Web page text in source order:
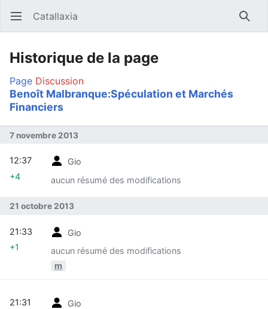
Ouvrir le menu principal Catallaxia
Historique de la page
Page Discussion
Benoît Malbranque:Spéculation et Marchés
Financiers
7 novembre 2013
Gio
aucun résumé des modifications
12:37
+4
21 octobre 2013
Gio
aucun résumé des modifications
m
21:33
+1
Gio
21:31